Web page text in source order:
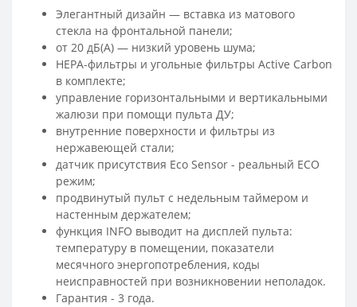
Элегантный дизайн — вставка из матового
стекла на фронтальной панели;
от 20 дБ(А) — низкий уровень шума;
HEPA-фильтры и угольные фильтры Active Carbon
в комплекте;
управление горизонтальными и вертикальными
жалюзи при помощи пульта ДУ;
внутренние поверхности и фильтры из
нержавеющей стали;
датчик присутствия Eco Sensor - реальный ECO
режим;
продвинутый пульт с недельным таймером и
настенным держателем;
функция INFO выводит на дисплей пульта:
температуру в помещении, показатели
месячного энергопотребления, коды
неисправностей при возникновении неполадок.
Гарантия - 3 года.